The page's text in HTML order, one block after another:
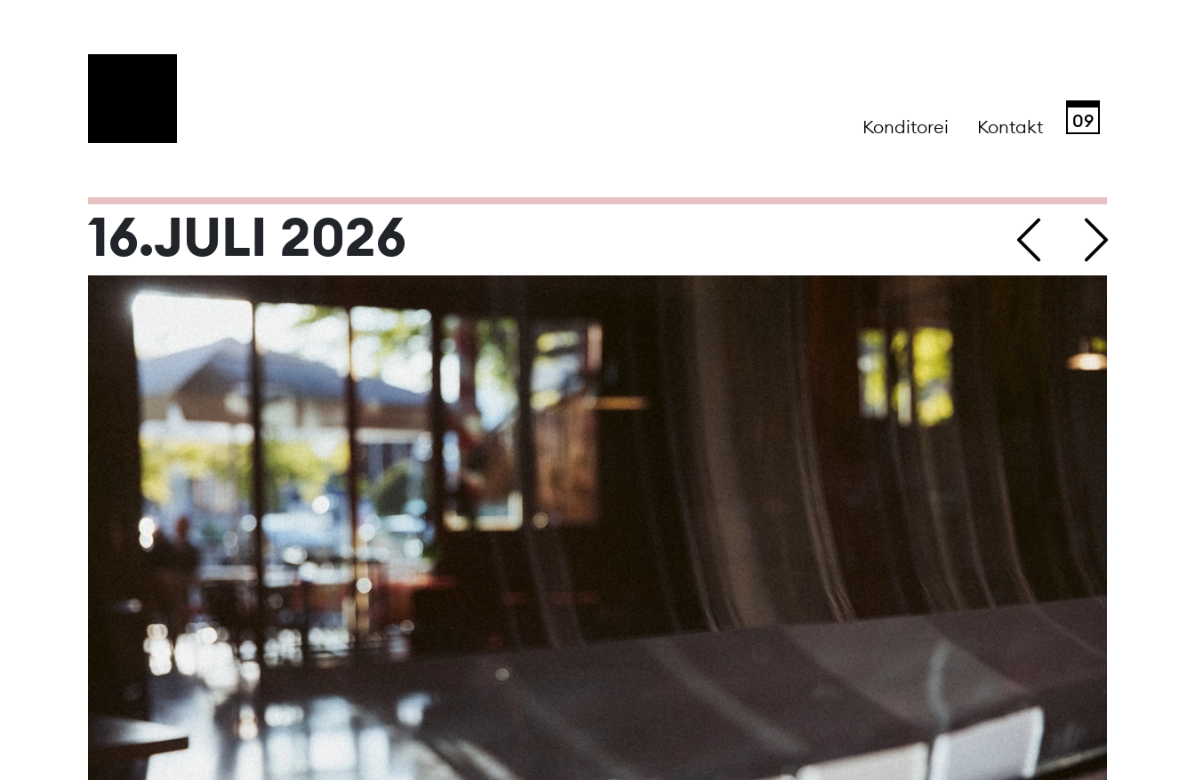
Konditorei Kontakt 09
JULI 2026
Di Mi
01 02 04
06
07 08 09
12
13
14 15 16 17 18
19
20
21 22 24
26
27
28 29 30 31
16.JULI 2026